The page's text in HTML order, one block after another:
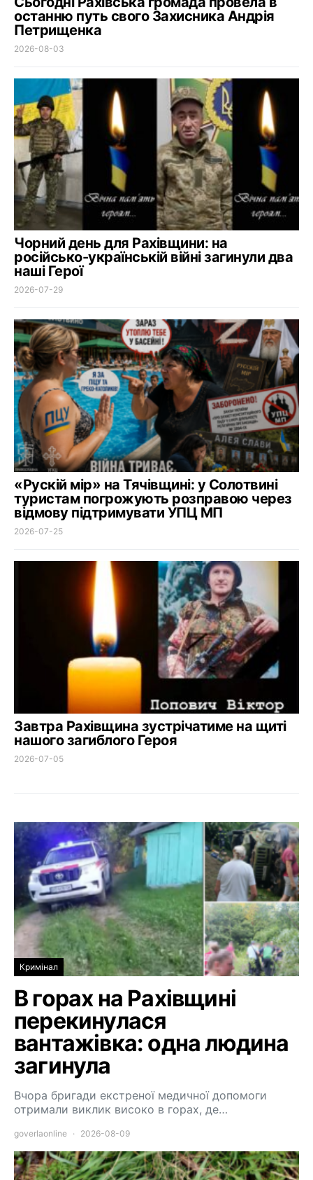
останню путь свого Захисника Андрія
Петрищенка
2026-08-03
Чорний день для Рахівщини: на
російсько-українській війні загинули два
наші Герої
2026-07-29
«Рускій мір» на Тячівщині: у Солотвині
туристам погрожують розправою через
відмову підтримувати УПЦ МП
2026-07-25
Завтра Рахівщина зустрічатиме на щиті
нашого загиблого Героя
2026-07-05
Кримінал
В горах на Рахівщині
перекинулася
вантажівка: одна людина
загинула
Вчора бригади екстреної медичної допомоги
отримали виклик високо в горах, де…
goverlaonline 2026-08-09